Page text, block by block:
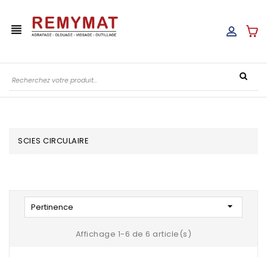
view_headline
SCIES CIRCULAIRE
Pertinence 
Affichage 1-6 de 6 article(s)